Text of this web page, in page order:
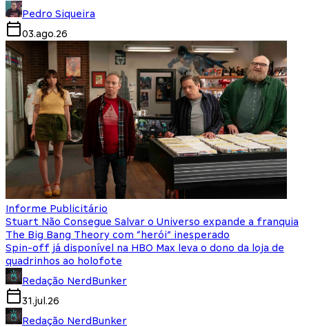
Pedro Siqueira
03.ago.26
Informe Publicitário
Stuart Não Consegue Salvar o Universo expande a franquia
The Big Bang Theory com “herói” inesperado
Spin-off já disponível na HBO Max leva o dono da loja de
quadrinhos ao holofote
Redação NerdBunker
31.jul.26
Redação NerdBunker